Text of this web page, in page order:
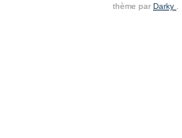
thème par Darky